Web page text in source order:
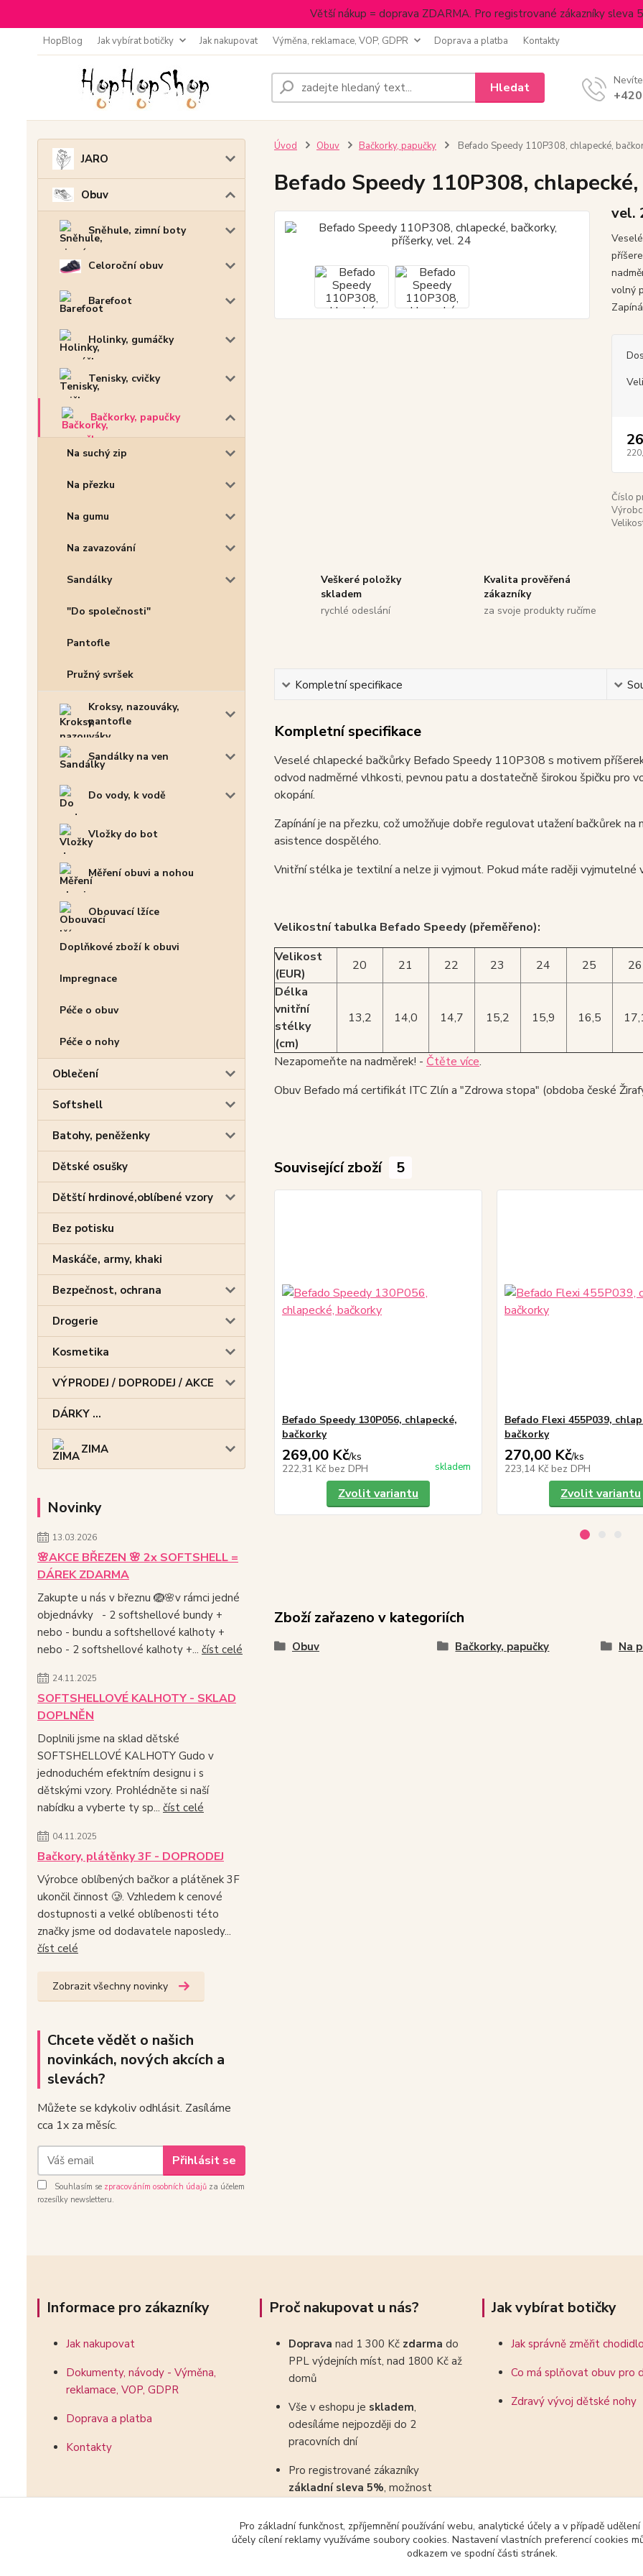
Větší nákup = doprava ZDARMA. Pro registrované zákazníky sleva
HopBlog Jak vybírat botičky Jak nakupovat Výměna, reklamace, VOP, GDPR Doprava a platba Kontakty
Hledat
JARO
Obuv
Sněhule, zimní boty
Celoroční obuv
Barefoot
Holinky, gumáčky
Tenisky, cvičky
Bačkorky, papučky
Na suchý zip
Na přezku
Na gumu
Na zavazování
Sandálky
"Do společnosti"
Pantofle
Pružný svršek
Kroksy, nazouváky,
pantofle
Sandálky na ven
Do vody, k vodě
Vložky do bot
Měření obuvi a nohou
Obouvací lžíce
Doplňkové zboží k obuvi
Impregnace
Péče o obuv
Péče o nohy
Oblečení
Softshell
Batohy, peněženky
Dětské osušky
Dětští hrdinové,oblíbené vzory
Bez potisku
Maskáče, army, khaki
Bezpečnost, ochrana
Drogerie
Kosmetika
VÝPRODEJ / DOPRODEJ / AKCE
DÁRKY ...
ZIMA
Novinky
13.03.2026
🌸AKCE BŘEZEN 🌸 2x SOFTSHELL =
DÁREK ZDARMA
Zakupte u nás v březnu 🪺🌸v rámci jedné
objednávky - 2 softshellové bundy +
nebo - bundu a softshellové kalhoty +
nebo - 2 softshellové kalhoty +... číst celé
24.11.2025
SOFTSHELLOVÉ KALHOTY - SKLAD
DOPLNĚN
Doplnili jsme na sklad dětské
SOFTSHELLOVÉ KALHOTY Gudo v
jednoduchém efektním designu i s
dětskými vzory. Prohlédněte si naší
nabídku a vyberte ty sp... číst celé
04.11.2025
Bačkory, plátěnky 3F - DOPRODEJ
Výrobce oblíbených bačkor a plátěnek 3F
ukončil činnost 🥲. Vzhledem k cenové
dostupnosti a velké oblíbenosti této
značky jsme od dodavatele naposledy...
číst celé
Zobrazit všechny novinky
Chcete vědět o našich
novinkách, nových akcích a
slevách?
Můžete se kdykoliv odhlásit. Zasíláme
cca 1x za měsíc.
Přihlásit se
Souhlasím se zpracováním osobních údajů za účelem
rozesílky newsletteru.
Úvod Obuv Bačkorky, papučky Befado Speedy 110P308, chlapecké,
Befado Speedy 110P308,
vel.
volný
Číslo
Veškeré položky
skladem
rychlé odeslání
Kvalita prověřená
zákazníky
za svoje produkty ručíme
Kompletní specifikace
Kompletní specifikace
Veselé chlapecké bačkůrky Befado Speedy 110P308 s motivem
odvod nadměrné vlhkosti, pevnou patu a dostatečně širokou špičku pro
okopání.
Zapínání je na přezku, což umožňuje dobře regulovat utažení bačkůrek
asistence dospělého.
Vnitřní stélka je textilní a nelze ji vyjmout. Pokud máte raději
Velikostní tabulka Befado Speedy (přeměřeno):
Velikost
(EUR)
20 21 22 23 24 25
26
Délka
vnitřní
stélky
(cm)
13,2 14,0 14,7 15,2 15,9 16,5
Nezapomeňte na nadměrek! - Čtěte více.
Obuv Befado má certifikát ITC Zlín a "Zdrowa stopa" (obdoba české
Související zboží 5
Befado Speedy 130P056, chlapecké,
bačkorky
269,00 Kč/ks
222,31 Kč bez DPH skladem
Zvolit variantu
Befado Flexi 455P039,
bačkorky
270,00 Kč/ks
223,14 Kč bez DPH
Zvolit variantu
Zboží zařazeno v kategoriích
Obuv Bačkorky, papučky Na
Informace pro zákazníky
Jak nakupovat
Dokumenty, návody - Výměna,
reklamace, VOP, GDPR
Doprava a platba
Kontakty
Proč nakupovat u nás?
Doprava nad 1 300 Kč zdarma do
PPL výdejních míst, nad 1800 Kč až
domů
Vše v eshopu je skladem,
odesíláme nejpozději do 2
pracovních dní
Pro registrované zákazníky
základní sleva 5%, možnost
Jak vybírat botičky
Jak správně změřit
Co má splňovat obuv pro
Zdravý vývoj dětské nohy
Pro základní funkčnost, zpříjemnění používání webu, analytické účely a v případě
účely cílení reklamy využíváme soubory cookies. Nastavení vlastních preferencí cookies
odkazem ve spodní části stránek.